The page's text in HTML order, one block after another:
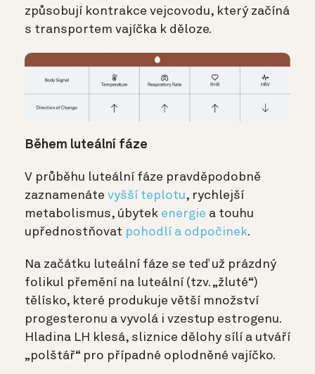
způsobují kontrakce vejcovodu, který začíná
s transportem vajíčka k děloze.
Během luteální fáze
V průběhu luteální fáze pravděpodobně
zaznamenáte vyšší teplotu, rychlejší
metabolismus, úbytek energie a touhu
upřednostňovat pohodlí a odpočinek.
Na začátku luteální fáze se teď už prázdný
folikul přemění na luteální (tzv. „žluté“)
tělísko, které produkuje větší množství
progesteronu a vyvolá i vzestup estrogenu.
Hladina LH klesá, sliznice dělohy sílí a utváří
„polštář“ pro případné oplodněné vajíčko.